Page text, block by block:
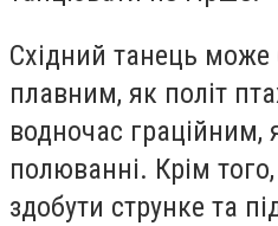
Східний танець може
плавним, як політ
водночас граційним,
полюванні. Крім
здобути струнке та